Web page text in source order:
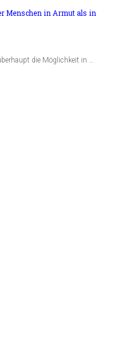
Menschen in Armut als in
die Möglichkeit in …